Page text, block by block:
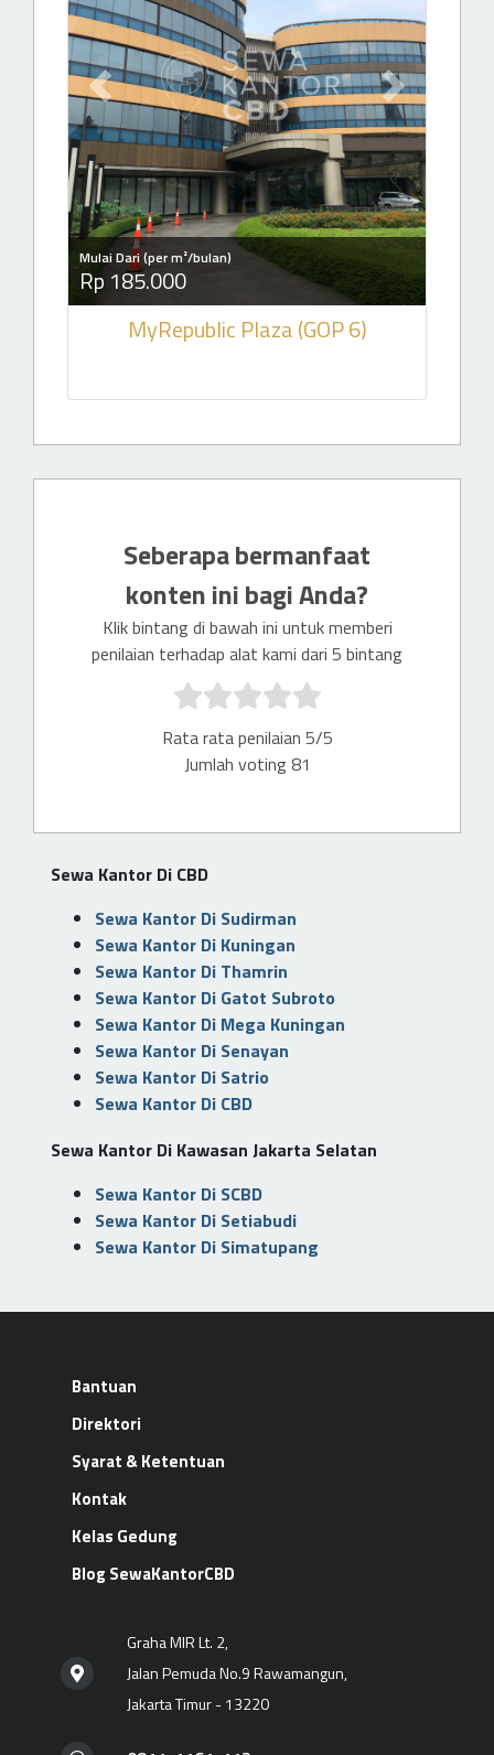
Mulai Dari (per m²/bulan)
Rp 185.000
MyRepublic Plaza (GOP 6)
Previous slide Next slide
Seberapa bermanfaat
konten ini bagi Anda?
Klik bintang di bawah ini untuk memberi
penilaian terhadap alat kami dari 5 bintang
Rata rata penilaian 5/5
Jumlah voting 81
Sewa Kantor Di CBD
Sewa Kantor Di Sudirman
Sewa Kantor Di Kuningan
Sewa Kantor Di Thamrin
Sewa Kantor Di Gatot Subroto
Sewa Kantor Di Mega Kuningan
Sewa Kantor Di Senayan
Sewa Kantor Di Satrio
Sewa Kantor Di CBD
Sewa Kantor Di Kawasan Jakarta Selatan
Sewa Kantor Di SCBD
Sewa Kantor Di Setiabudi
Sewa Kantor Di Simatupang
Bantuan
Direktori
Syarat & Ketentuan
Kontak
Kelas Gedung
Blog SewaKantorCBD
Graha MIR Lt. 2,
Jalan Pemuda No.9 Rawamangun,
Jakarta Timur - 13220